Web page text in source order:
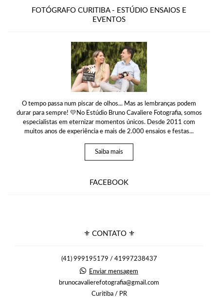
FOTÓGRAFO CURITIBA - ESTÚDIO ENSAIOS E
EVENTOS
O tempo passa num piscar de olhos... Mas as lembranças podem
durar para sempre! 💛No Estúdio Bruno Cavaliere Fotografia, somos
especialistas em eternizar momentos únicos. Desde 2011 com
muitos anos de experiência e mais de 2.000 ensaios e festas...
Saiba mais
FACEBOOK
⚜ CONTATO ⚜
(41) 999195179 / 41997238437
Enviar mensagem
brunocavalierefotografia@gmail.com
Curitiba / PR